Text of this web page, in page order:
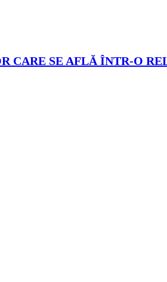
CARE SE AFLĂ ÎNTR-O